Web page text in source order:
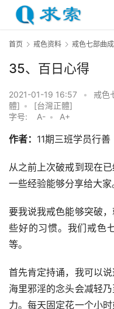
首页 戒色资料 戒色七部曲
35、百日心得
2021-01-19 16:57 • 戒色
體] •
[台灣正體]
字号:
A- • A+
作者： 11期三班学员行善
从之前上次破戒到现在
一些经验能够分享给大家
要我说我戒色能够突破
些好的习惯。我们戒色
等。
首先肯定持诵，我可以
海里邪淫的念头会减轻
力。每天固定花一个小